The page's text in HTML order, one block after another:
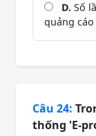
D. Số
quảng
Câu 24:
thống 'E-